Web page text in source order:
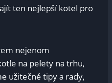
ten nejlepší kotel pro
nejenom
na pelety na trhu,
užitečné tipy a rady,